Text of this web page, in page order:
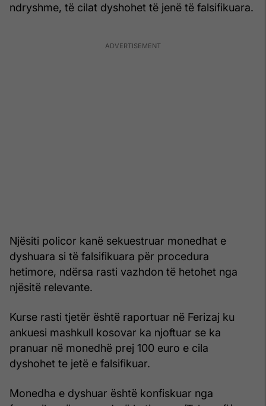
ndryshme, të cilat dyshohet të jenë të falsifikuara.
Njësiti policor kanë sekuestruar monedhat e
dyshuara si të falsifikuara për procedura
hetimore, ndërsa rasti vazhdon të hetohet nga
njësitë relevante.
Kurse rasti tjetër është raportuar në Ferizaj ku
ankuesi mashkull kosovar ka njoftuar se ka
pranuar në monedhë prej 100 euro e cila
dyshohet te jetë e falsifikuar.
Monedha e dyshuar është konfiskuar nga